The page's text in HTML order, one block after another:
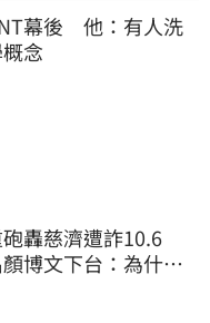
幕後　他：有人洗
念
轟慈濟遭詐10.6
博文下台：為什麼